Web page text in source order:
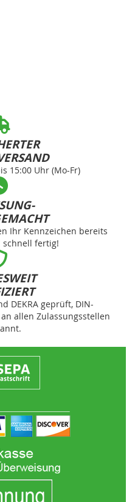
15:00 Uhr (Mo-Fr)
Ihr Kennzeichen bereits
fertig!
DEKRA geprüft, DIN-
allen Zulassungsstellen